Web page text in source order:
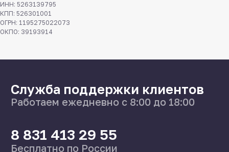
ИНН: 5263139795
КПП: 526301001
ОГРН: 1195275022073
ОКПО: 39193914
s-splavnn@mail.ru
О нас
Статьи